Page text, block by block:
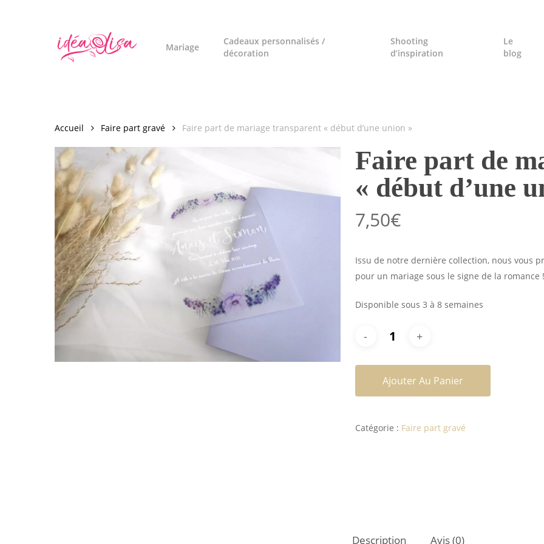
Mariage
Cadeaux personnalisés /
décoration
Shooting
d’inspiration
Le
blog
Accueil Faire part gravé Faire part de mariage transparent « début d’une union »
Faire part de
« début d’une
7,50€
Issu de notre dernière collection, nous vous
pour un mariage sous le signe de la romance !
Disponible sous 3 à 8 semaines
Ajouter Au Panier
Catégorie : Faire part gravé
Description Avis (0)